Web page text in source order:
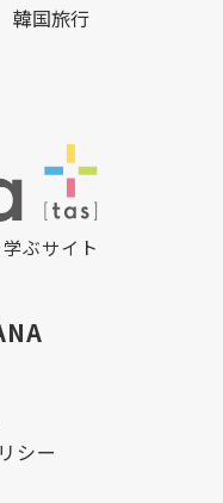
韓国旅行
ぶサイト
シー